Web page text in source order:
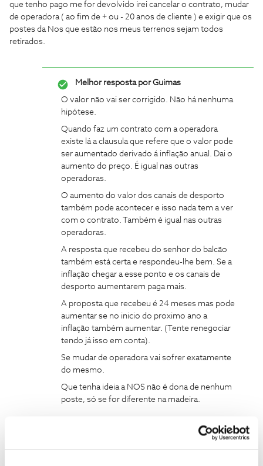
que tenho pago me for devolvido irei cancelar o contrato, mudar
de operadora ( ao fim de + ou - 20 anos de cliente ) e exigir que os
postes da Nos que estão nos meus terrenos sejam todos
retirados.
Melhor resposta porGuimas
O valor não vai ser corrigido. Não há nenhuma
hipótese.
Quando faz um contrato com a operadora
existe lá a clausula que refere que o valor pode
ser aumentado derivado á inflação anual. Dai o
aumento do preço. É igual nas outras
operadoras.
O aumento do valor dos canais de desporto
também pode acontecer e isso nada tem a ver
com o contrato. Também é igual nas outras
operadoras.
A resposta que recebeu do senhor do balcão
também está certa e respondeu-lhe bem. Se a
inflação chegar a esse ponto e os canais de
desporto aumentarem paga mais.
A proposta que recebeu é 24 meses mas pode
aumentar se no inicio do proximo ano a
inflação também aumentar. (Tente renegociar
tendo já isso em conta).
Se mudar de operadora vai sofrer exatamente
do mesmo.
Que tenha ideia a NOS não é dona de nenhum
poste, só se for diferente na madeira.